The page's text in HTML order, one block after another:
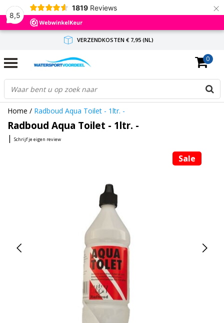
8,5
1819 Reviews ×
VERZENDKOSTEN € 7,95 (NL)
GRATIS VERZENDING(NL) VANAF € 65,-
BINNEN 1-3 WERKDAGEN ANTWOORD
0
Home / Radboud Aqua Toilet - 1ltr. -
Radboud Aqua Toilet - 1ltr. -
| Schrijf je eigen review
Sale